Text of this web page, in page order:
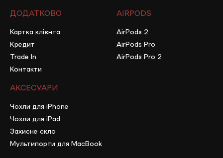
ДОДАТКОВО
Картка клієнта
Кредит
Trade In
Контакти
AIRPODS
AirPods 2
AirPods Pro
AirPods Pro 2
АКСЕСУАРИ
Чохли для iPhone
Чохли для iPad
Захисне скло
Мультипорти для MacBook